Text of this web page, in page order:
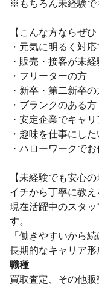
※もちろん未経験で
【こんな方ならぜひ
・元気に明るく対
・販売・接客が未
・フリーターの方
・新卒・第二新卒の
・ブランクのある方
・安定企業でキャ
・趣味を仕事にし
・ハローワークで
【未経験でも安心の
イチから丁寧に教え
現在活躍中のスタ
す。
「働きやすいから
長期的なキャリア形
職種
買取査定、その他